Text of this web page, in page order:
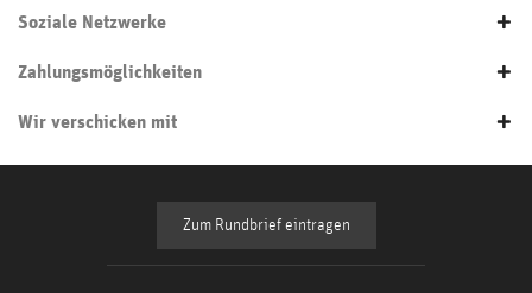
Soziale Netzwerke
Zahlungsmöglichkeiten
Wir verschicken mit
Zum Rundbrief eintragen